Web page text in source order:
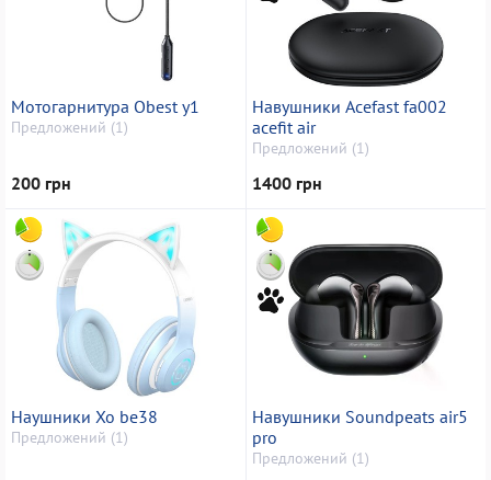
Мотогарнитура Obest y1
Предложений (1)
200 грн
Навушники Acefast fa002
acefit air
Предложений (1)
1400 грн
Наушники Xo be38
Предложений (1)
Навушники Soundpeats air5
pro
Предложений (1)